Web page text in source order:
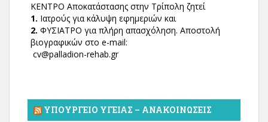
ΚΕΝΤΡΟ Αποκατάστασης στην Τρίπολη ζητεί
1. Ιατρούς για κάλυψη εφημεριών και
2. ΦΥΣΙΑΤΡΟ για πλήρη απασχόληση. Αποστολή
βιογραφικών στο e-mail:
cv@palladion-rehab.gr
ΥΠΟΥΡΓΕΊΟ ΥΓΕΊΑΣ – ΑΝΑΚΟΙΝΏΣΕΙΣ